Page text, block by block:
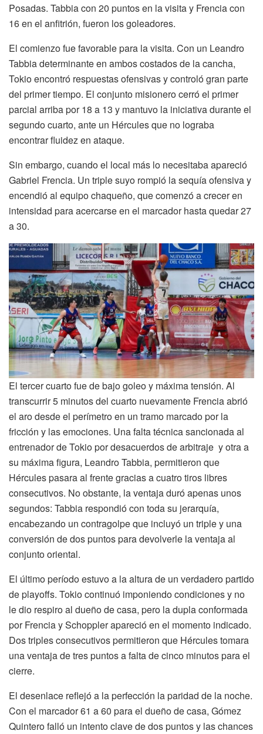
Posadas. Tabbia con 20 puntos en la visita y Frencia con
16 en el anfitrión, fueron los goleadores.
El comienzo fue favorable para la visita. Con un Leandro
Tabbia determinante en ambos costados de la cancha,
Tokio encontró respuestas ofensivas y controló gran parte
del primer tiempo. El conjunto misionero cerró el primer
parcial arriba por 18 a 13 y mantuvo la iniciativa durante el
segundo cuarto, ante un Hércules que no lograba
encontrar fluidez en ataque.
Sin embargo, cuando el local más lo necesitaba apareció
Gabriel Frencia. Un triple suyo rompió la sequía ofensiva y
encendió al equipo chaqueño, que comenzó a crecer en
intensidad para acercarse en el marcador hasta quedar 27
a 30.
El tercer cuarto fue de bajo goleo y máxima tensión. Al
transcurrir 5 minutos del cuarto nuevamente Frencia abrió
el aro desde el perímetro en un tramo marcado por la
fricción y las emociones. Una falta técnica sancionada al
entrenador de Tokio por desacuerdos de arbitraje y otra a
su máxima figura, Leandro Tabbia, permitieron que
Hércules pasara al frente gracias a cuatro tiros libres
consecutivos. No obstante, la ventaja duró apenas unos
segundos: Tabbia respondió con toda su jerarquía,
encabezando un contragolpe que incluyó un triple y una
conversión de dos puntos para devolverle la ventaja al
conjunto oriental.
El último período estuvo a la altura de un verdadero partido
de playoffs. Tokio continuó imponiendo condiciones y no
le dio respiro al dueño de casa, pero la dupla conformada
por Frencia y Schoppler apareció en el momento indicado.
Dos triples consecutivos permitieron que Hércules tomara
una ventaja de tres puntos a falta de cinco minutos para el
cierre.
El desenlace reflejó a la perfección la paridad de la noche.
Con el marcador 61 a 60 para el dueño de casa, Gómez
Quintero falló un intento clave de dos puntos y las chances